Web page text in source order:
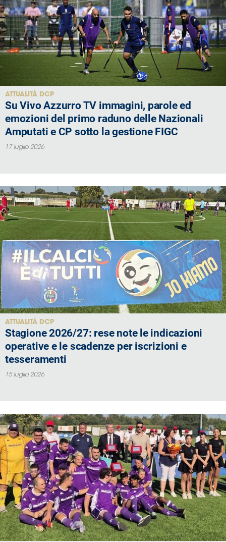
ATTUALITÀ DCP
Su Vivo Azzurro TV immagini, parole ed
emozioni del primo raduno delle Nazionali
Amputati e CP sotto la gestione FIGC
17 luglio 2026
ATTUALITÀ DCP
Stagione 2026/27: rese note le indicazioni
operative e le scadenze per iscrizioni e
tesseramenti
15 luglio 2026